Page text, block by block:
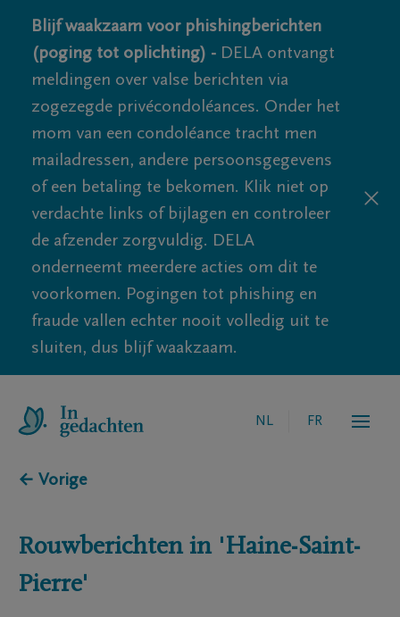
Blijf waakzaam voor phishingberichten
(poging tot oplichting) - DELA ontvangt
meldingen over valse berichten via
zogezegde privécondoléances. Onder het
mom van een condoléance tracht men
mailadressen, andere persoonsgegevens
of een betaling te bekomen. Klik niet op
verdachte links of bijlagen en controleer
de afzender zorgvuldig. DELA
onderneemt meerdere acties om dit te
voorkomen. Pogingen tot phishing en
fraude vallen echter nooit volledig uit te
sluiten, dus blijf waakzaam.
NL FR
← Vorige
Rouwberichten in 'Haine-Saint-
Pierre'